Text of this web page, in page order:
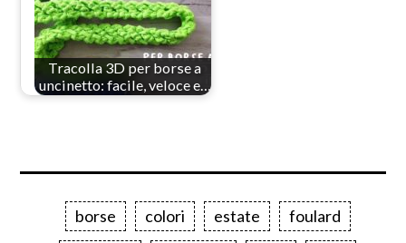
Tracolla 3D per borse a
uncinetto: facile, veloce e…
borse colori estate
foulard